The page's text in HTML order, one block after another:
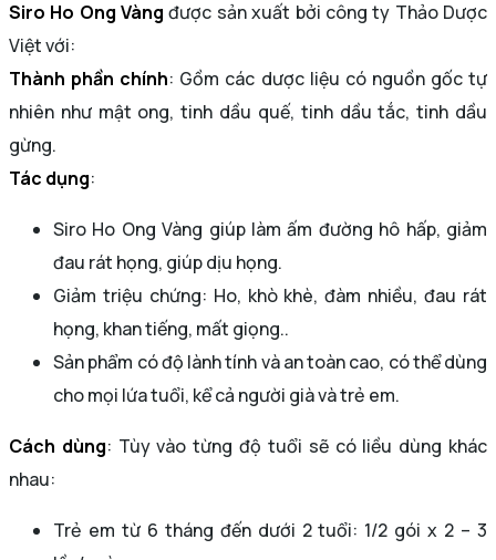
Siro Ho Ong Vàng được sản xuất bởi công ty Thảo Dược
Việt với:
Thành phần chính: Gồm các dược liệu có nguồn gốc tự
nhiên như mật ong, tinh dầu quế, tinh dầu tắc, tinh dầu
gừng.
Tác dụng:
Siro Ho Ong Vàng giúp làm ấm đường hô hấp, giảm
đau rát họng, giúp dịu họng.
Giảm triệu chứng: Ho, khò khè, đàm nhiều, đau rát
họng, khan tiếng, mất giọng..
Sản phẩm có độ lành tính và an toàn cao, có thể dùng
cho mọi lứa tuổi, kể cả người già và trẻ em.
Cách dùng: Tùy vào từng độ tuổi sẽ có liều dùng khác
nhau:
Trẻ em từ 6 tháng đến dưới 2 tuổi: 1/2 gói x 2 – 3